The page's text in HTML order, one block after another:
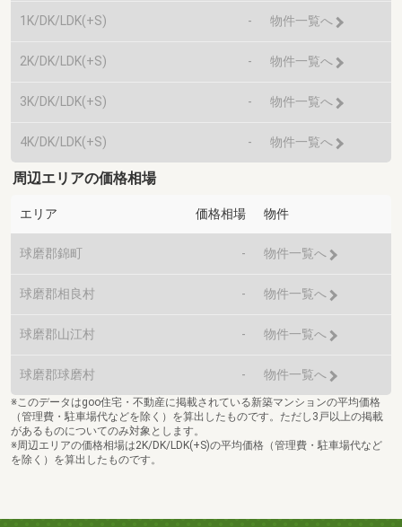
1K/DK/LDK(+S) - 物件一覧へ
2K/DK/LDK(+S) - 物件一覧へ
3K/DK/LDK(+S) - 物件一覧へ
4K/DK/LDK(+S) - 物件一覧へ
周辺エリアの価格相場
エリア 価格相場 物件
球磨郡錦町 - 物件一覧へ
球磨郡相良村 - 物件一覧へ
球磨郡山江村 - 物件一覧へ
球磨郡球磨村 - 物件一覧へ
※このデータはgoo住宅・不動産に掲載されている新築マンションの平均価格
（管理費・駐車場代などを除く）を算出したものです。ただし3戸以上の掲載
があるものについてのみ対象とします。
※周辺エリアの価格相場は2K/DK/LDK(+S)の平均価格（管理費・駐車場代など
を除く）を算出したものです。